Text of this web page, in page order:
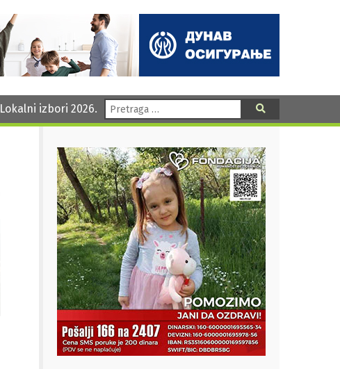
Lokalni izbori 2026. Pretraga: